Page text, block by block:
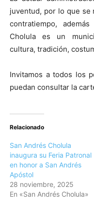
juventud, por lo que
contratiempo,
Cholula es un
cultura, tradición,
Invitamos a todos los
puedan consultar la
Relacionado
San Andrés Cholula
inaugura su Feria Patronal
en honor a San Andrés
Apóstol
28 noviembre, 2025
En «San Andrés Cholula»